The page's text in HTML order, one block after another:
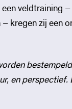
veldtraining
kregen zij een
en perspectief.